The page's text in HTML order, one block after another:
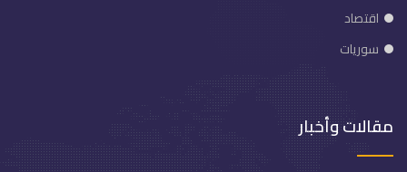
اقتصاد
سوريات
مقالات وأخبار